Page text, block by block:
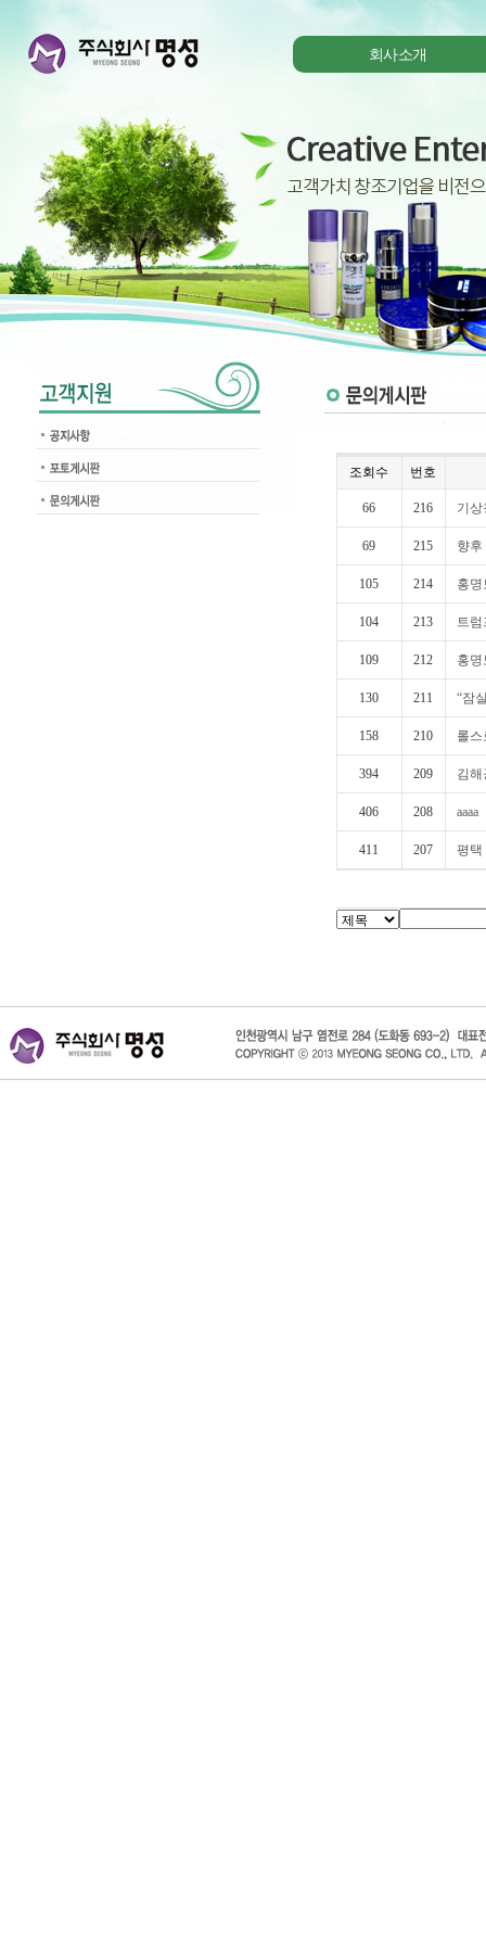
회사소개
조회수 번호
66 216 기상
69 215 향후
105 214 홍
104 213 트럼
109 212 홍
130 211 “잠
158 210 롤스
394 209 김해
406 208 aaaa
411 207 평택